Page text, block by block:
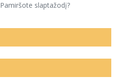
Pamiršote slaptažodį?